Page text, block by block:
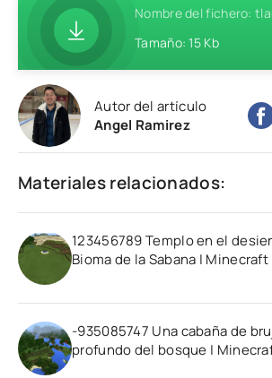
Nombre del fichero:
Tamaño: 15 Kb
Autor del artículo
Angel Ramirez
Materiales relacionados:
123456789 Templo en el
Bioma de la Sabana | Minecraft
-935085747 Una cabaña de
profundo del bosque |